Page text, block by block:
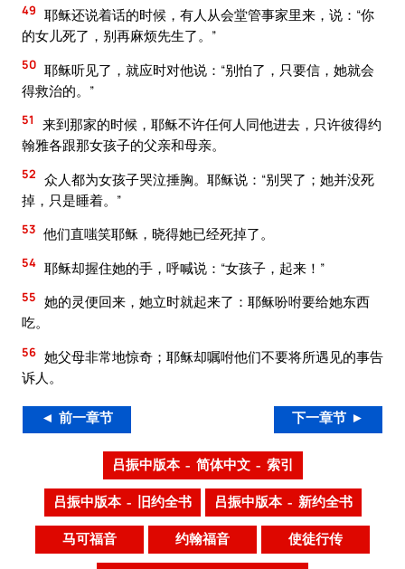
49 耶稣还说着话的时候，有人从会堂管事家里来，说：“你
的女儿死了，别再麻烦先生了。”
50 耶稣听见了，就应时对他说：“别怕了，只要信，她就会
得救治的。”
51
来到那家的时候，耶稣不许任何人同他进去，只许彼得约
翰雅各跟那女孩子的父亲和母亲。
52 众人都为女孩子哭泣捶胸。耶稣说：“别哭了；她并没死
掉，只是睡着。”
53 他们直嗤笑耶稣，晓得她已经死掉了。
54 耶稣却握住她的手，呼喊说：“女孩子，起来！”
55 她的灵便回来，她立时就起来了：耶稣吩咐要给她东西
吃。
56 她父母非常地惊奇；耶稣却嘱咐他们不要将所遇见的事告
诉人。
◄ 前一章节 下一章节 ►
吕振中版本 – 简体中文 – 索引
吕振中版本 – 旧约全书 吕振中版本 – 新约全书
马可福音 约翰福音 使徒行传